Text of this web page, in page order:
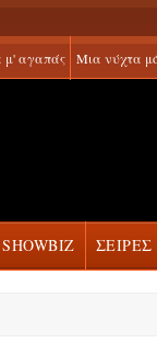
μ' αγαπάς Μια νύχτα
SHOWBIZ ΣΕΙΡΕΣ